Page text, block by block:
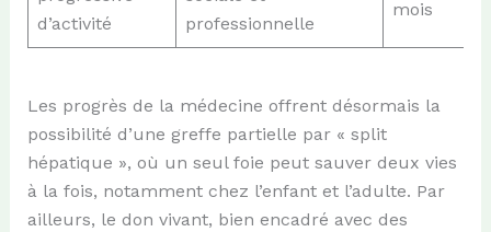
d’activité
professionnelle
mois
Les progrès de la médecine offrent désormais la
possibilité d’une greffe partielle par « split
hépatique », où un seul foie peut sauver deux vies
à la fois, notamment chez l’enfant et l’adulte. Par
ailleurs, le don vivant, bien encadré avec des